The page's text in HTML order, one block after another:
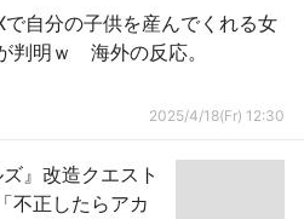
自分の子供を産んでくれる女
判明ｗ 海外の反応。
2025/4/18(Fr) 12:30
』改造クエスト
不正したらアカ